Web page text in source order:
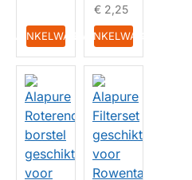
IN WINKELWAGEN
€ 2,25
IN WINKELWAGEN